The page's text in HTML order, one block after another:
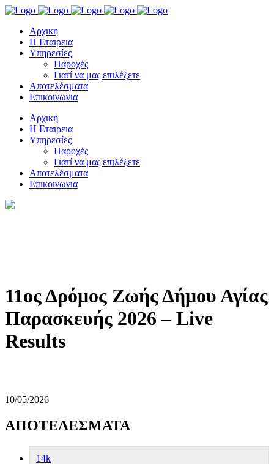
Αρχικη
Η Εταιρεια
Υπηρεσίες
Παροχές
Γιατί να μας επιλέξετε
Αποτελέσματα
Επικοινωνια
Αρχικη
Η Εταιρεια
Υπηρεσίες
Παροχές
Γιατί να μας επιλέξετε
Αποτελέσματα
Επικοινωνια
11ος Δρόμος Ζωής Δήμου Αγίας
Παρασκευής 2026 – Live
Results
10/05/2026
ΑΠΟΤΕΛΕΣΜΑΤΑ
14k